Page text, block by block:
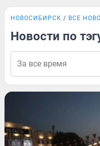
НОВОСИБИРСК ВСЕ
Новости по